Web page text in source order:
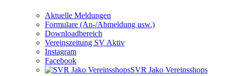
Aktuelle Meldungen
Formulare (An-/Abmeldung usw.)
Downloadbereich
Vereinszeitung SV Aktiv
Instagram
Facebook
SVR Jako Vereinsshops